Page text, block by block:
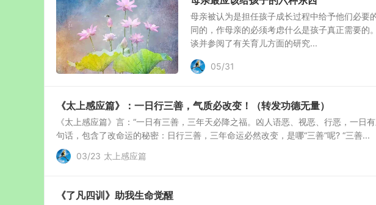
母亲被认为是担任孩子成长过程中给予他们必要
同的，作母亲的必须考虑什么是孩子真正需要的
谈并参阅了有关育儿方面的研究...
05/31
《太上感应篇》：一日行三善，气质必改变！（转发功德无量）
《太上感应篇》言：“一日有三善，三年天必降之福。凶人语恶、视恶、行恶，一日
句话，包含了改命运的秘密：日行三善，三年命运必然改变，是哪“三善”呢? “三善...
03/23 太上感应篇
《了凡四训》助我生命觉醒